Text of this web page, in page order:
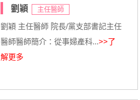
劉穎 主任醫師
劉穎 主任醫師 院長/黨支部書記主任
醫師醫師簡介：從事婦產科...>>了
解更多